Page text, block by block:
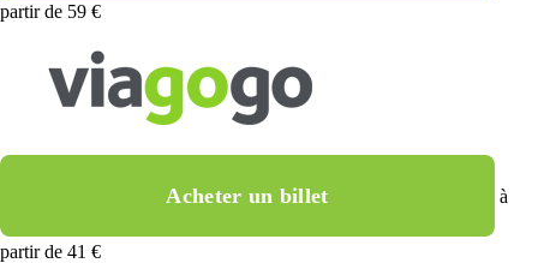
partir de 59 €
Acheter un billet à
partir de 41 €